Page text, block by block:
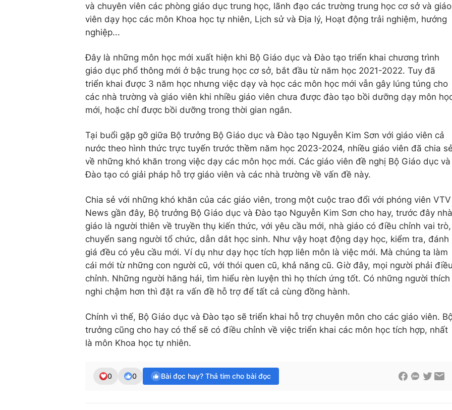
và chuyên viên các phòng giáo dục trung học, lãnh đạo các trường trung học cơ sở và giáo
viên dạy học các môn Khoa học tự nhiên, Lịch sử và Địa lý, Hoạt động trải nghiệm, hướng
nghiệp...
Đây là những môn học mới xuất hiện khi Bộ Giáo dục và Đào tạo triển khai chương trình
giáo dục phổ thông mới ở bậc trung học cơ sở, bắt đầu từ năm học 2021-2022. Tuy đã
triển khai được 3 năm học nhưng việc dạy và học các môn học mới vẫn gây lúng túng cho
các nhà trường và giáo viên khi nhiều giáo viên chưa được đào tạo bồi dưỡng dạy môn
mới, hoặc chỉ được bồi dưỡng trong thời gian ngắn.
Tại buổi gặp gỡ giữa Bộ trưởng Bộ Giáo dục và Đào tạo Nguyễn Kim Sơn với giáo viên cả
nước theo hình thức trực tuyến trước thềm năm học 2023-2024, nhiều giáo viên đã chia sẻ
về những khó khăn trong việc dạy các môn học mới. Các giáo viên đề nghị Bộ Giáo dục và
Đào tạo có giải pháp hỗ trợ giáo viên và các nhà trường về vấn đề này.
Chia sẻ với những khó khăn của các giáo viên, trong một cuộc trao đổi với phóng viên VTV
News gần đây, Bộ trưởng Bộ Giáo dục và Đào tạo Nguyễn Kim Sơn cho hay, trước đây nhà
giáo là người thiên về truyền thụ kiến thức, với yêu cầu mới, nhà giáo có điều chỉnh vai trò,
chuyển sang người tổ chức, dẫn dắt học sinh. Như vậy hoạt động dạy học, kiểm tra, đánh
giá đều có yêu cầu mới. Ví dụ như dạy học tích hợp liên môn là việc mới. Mà chúng ta làm
cái mới từ những con người cũ, với thói quen cũ, khả năng cũ. Giờ đây, mọi người phải điều
chỉnh. Những người hăng hái, tìm hiểu rèn luyện thì họ thích ứng tốt. Có những người thích
nghi chậm hơn thì đặt ra vấn đề hỗ trợ để tất cả cùng đồng hành.
Chính vì thế, Bộ Giáo dục và Đào tạo sẽ triển khai hỗ trợ chuyên môn cho các giáo viên.
trưởng cũng cho hay có thể sẽ có điều chỉnh về việc triển khai các môn học tích hợp, nhất
là môn Khoa học tự nhiên.
0 0 Bài đọc hay? Thả tim cho bài đọc